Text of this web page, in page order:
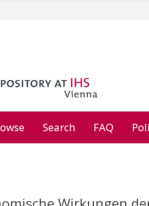
Search FAQ